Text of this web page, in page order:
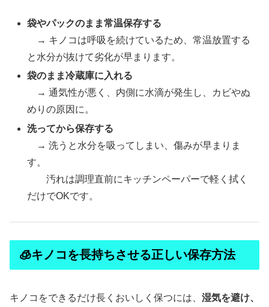
袋やパックのまま常温保存する
→ キノコは呼吸を続けているため、常温放置する
と水分が抜けて劣化が早まります。
袋のまま冷蔵庫に入れる
→ 通気性が悪く、内側に水滴が発生し、カビやぬ
めりの原因に。
洗ってから保存する
→ 洗うと水分を吸ってしまい、傷みが早まりま
す。
汚れは調理直前にキッチンペーパーで軽く拭く
だけでOKです。
🧊キノコを長持ちさせる正しい保存方法
キノコをできるだけ長くおいしく保つには、 湿気を避け、